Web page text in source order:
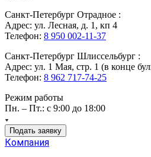
Санкт-Петербург Отрадное :
Адрес: ул. Лесная, д. 1, кп 4
Телефон: 8 950 002-11-37
Санкт-Петербург Шлиссельбург :
Адрес: ул. 1 Мая, стр. 1 (в конце
Телефон: 8 962 717-74-25
Режим работы
Пн. – Пт.: с 9:00 до 18:00
Подать заявку
Компания